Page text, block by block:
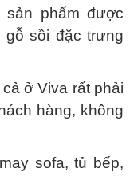
sản phẩm được
gỗ sồi đặc trưng
ở Viva rất phải
hàng, không
sofa, tủ bếp,